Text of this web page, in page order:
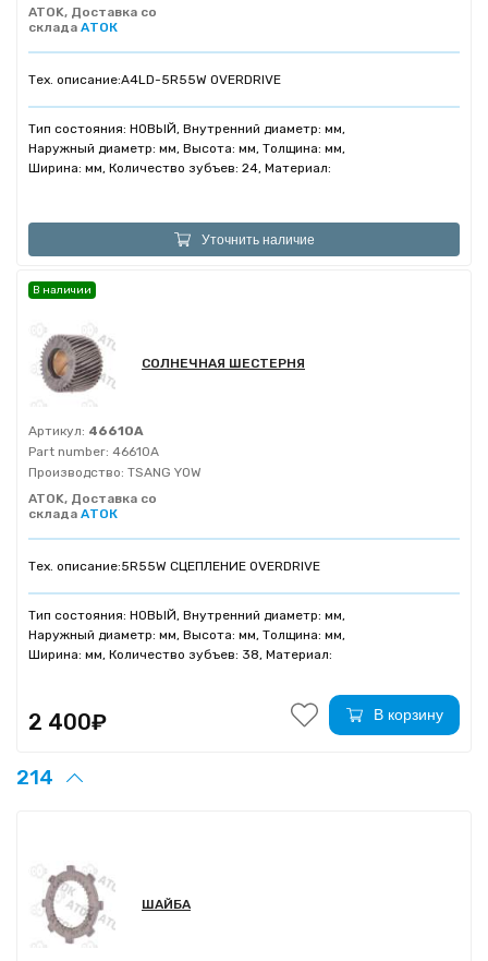
ATOK, Доставка со
склада АТОК
Тех. описание:A4LD-5R55W OVERDRIVE
Тип состояния: НОВЫЙ, Внутренний диаметр: мм,
Наружный диаметр: мм, Высота: мм, Толщина: мм,
Ширина: мм, Количество зубъев: 24, Материал:
Уточнить наличие
СОЛНЕЧНАЯ ШЕСТЕРНЯ
Артикул: 46610A
Part number: 46610A
Производство: TSANG YOW
ATOK, Доставка со
склада АТОК
Тех. описание:5R55W СЦЕПЛЕНИЕ OVERDRIVE
Тип состояния: НОВЫЙ, Внутренний диаметр: мм,
Наружный диаметр: мм, Высота: мм, Толщина: мм,
Ширина: мм, Количество зубъев: 38, Материал:
В наличии
2 400₽ В корзину
214
ШАЙБА